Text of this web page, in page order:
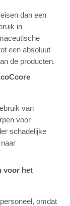
dan een
in
een absoluut
de producten.
van
voor
schadelijke
voor het
omdat